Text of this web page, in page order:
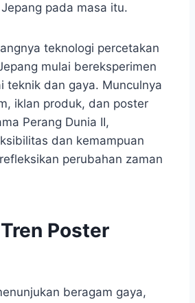
pada masa itu.
teknologi percetakan
mulai bereksperimen
teknik dan gaya. Munculnya
iklan produk, dan poster
Perang Dunia II,
dan kemampuan
perubahan zaman
Poster
beragam gaya,